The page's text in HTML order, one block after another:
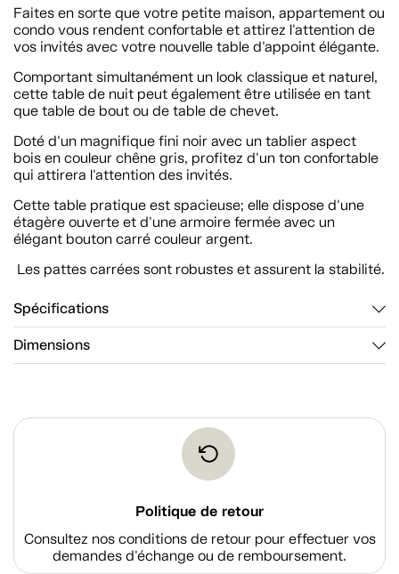
Faites en sorte que votre petite maison, appartement ou
condo vous rendent confortable et attirez l'attention de
vos invités avec votre nouvelle table d'appoint élégante.
Comportant simultanément un look classique et naturel,
cette table de nuit peut également être utilisée en tant
que table de bout ou de table de chevet.
Doté d'un magnifique fini noir avec un tablier aspect
bois en couleur chêne gris, profitez d'un ton confortable
qui attirera l'attention des invités.
Cette table pratique est spacieuse; elle dispose d'une
étagère ouverte et d'une armoire fermée avec un
élégant bouton carré couleur argent.
Les pattes carrées sont robustes et assurent la stabilité.
Spécifications
Dimensions
Politique de retour
Consultez nos conditions de retour pour effectuer vos
demandes d'échange ou de remboursement.